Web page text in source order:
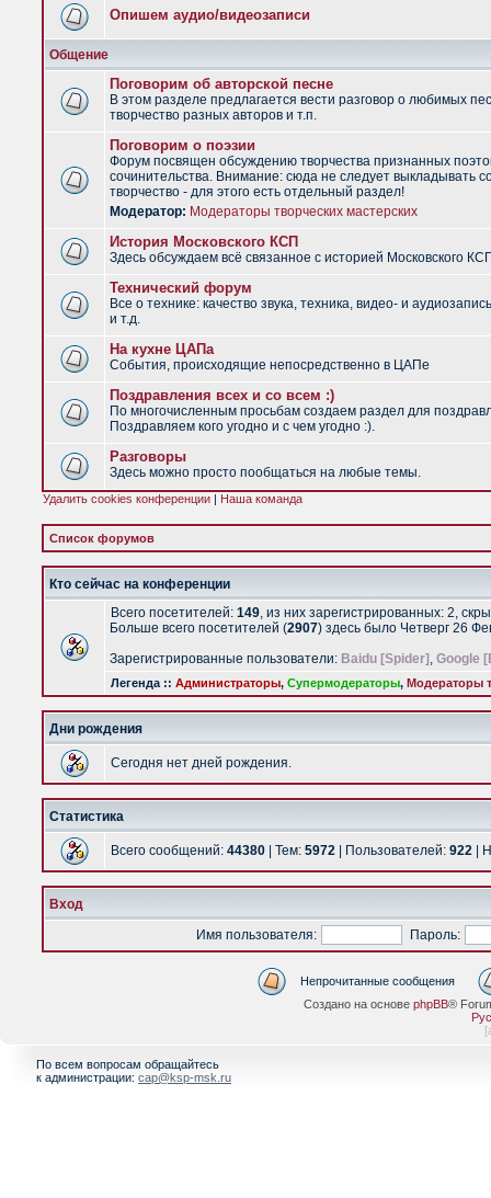
Опишем аудио/видеозаписи
Общение
Поговорим об авторской песне
В этом разделе предлагается вести разговор о любимых
творчество разных авторов и т.п.
Поговорим о поэзии
Форум посвящен обсуждению творчества признанных
сочинительства. Внимание: сюда не следует выкладывать
творчество - для этого есть отдельный раздел!
Модератор: Модераторы творческих мастерских
История Московского КСП
Здесь обсуждаем всё связанное с историей Московского
Технический форум
Все о технике: качество звука, техника, видео- и
и т.д.
На кухне ЦАПа
События, происходящие непосредственно в ЦАПе
Поздравления всех и со всем :)
По многочисленным просьбам создаем раздел для
Поздравляем кого угодно и с чем угодно :).
Разговоры
Здесь можно просто пообщаться на любые темы.
Удалить cookies конференции | Наша команда
Список форумов
Кто сейчас на конференции
Всего посетителей: 149, из них зарегистрированных: 2,
Больше всего посетителей (2907) здесь было Четверг 26
Зарегистрированные пользователи: Baidu [Spider] , Google
Легенда :: Администраторы, Супермодераторы, Модераторы
Дни рождения
Сегодня нет дней рождения.
Статистика
Всего сообщений: 44380 | Тем: 5972 | Пользователей: 922 |
Вход
Имя пользователя:
Пароль:
Непрочитанные сообщения
Создано на основе phpBB®
[
По всем вопросам обращайтесь
к администрации: cap@ksp-msk.ru